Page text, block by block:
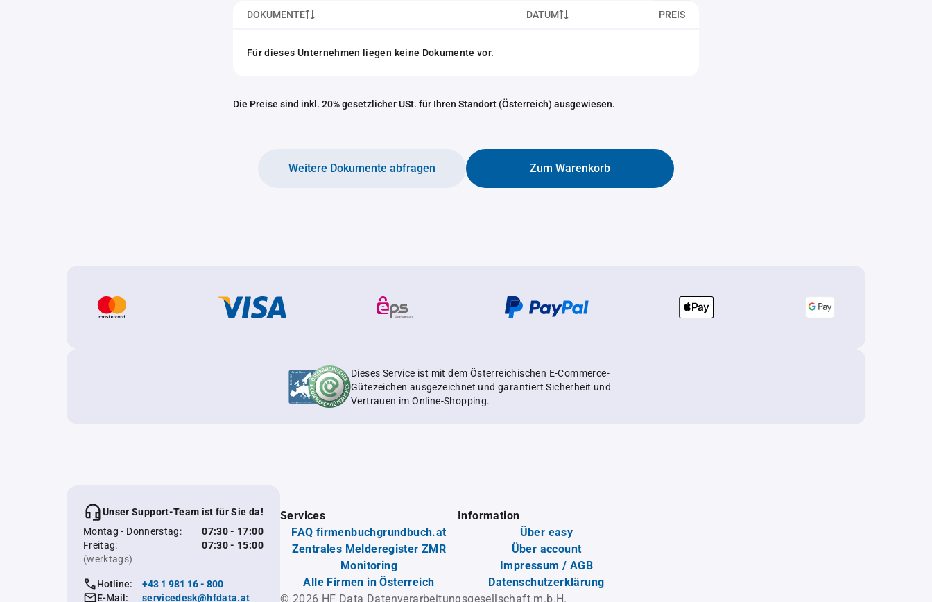
DOKUMENTE DATUM PREIS
Für dieses Unternehmen liegen keine Dokumente vor.
Die Preise sind inkl. 20% gesetzlicher USt. für Ihren Standort (Österreich) ausgewiesen.
Zum Warenkorb
Weitere Dokumente abfragen
Dieses Service ist mit dem Österreichischen E-Commerce-
Gütezeichen ausgezeichnet und garantiert Sicherheit und
Vertrauen im Online-Shopping.
Unser Support-Team ist für Sie da!
Montag - Donnerstag:
07:30 - 17:00
Freitag:
07:30 - 15:00
(werktags)
Hotline:
+43 1 981 16 - 800
E-Mail:
servicedesk@hfdata.at
Services
FAQ firmenbuchgrundbuch.at
Zentrales Melderegister ZMR
Monitoring
Alle Firmen in Österreich
Information
Über easy
Über account
Impressum / AGB
Datenschutzerklärung
© 2026 HF Data Datenverarbeitungsgesellschaft m.b.H.